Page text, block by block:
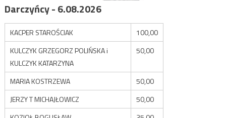
Darczyńcy - 6.08.2026
KACPER STAROŚCIAK
100,00
KULCZYK GRZEGORZ POLIŃSKA i
KULCZYK KATARZYNA
50,00
MARIA KOSTRZEWA
50,00
JERZY T MICHAJŁOWICZ
50,00